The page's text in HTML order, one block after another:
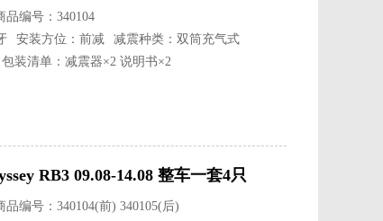
品编号：340104
安装方位：前减
减震种类：双筒充气式
包装清单：减震器×2 说明书×2
RB3 09.08-14.08 整车一套4只
品编号：340104(前) 340105(后)